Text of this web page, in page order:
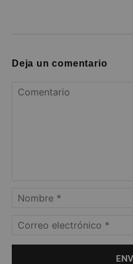
Deja un comentario